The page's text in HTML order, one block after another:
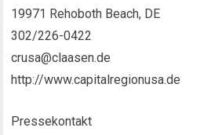
19971 Rehoboth Beach, DE
302/226-0422
crusa@claasen.de
http://www.capitalregionusa.de
Pressekontakt